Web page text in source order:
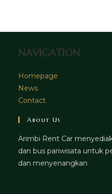
tab
NAVIGATION
Homepage
News
Contact
About Us
Arimbi Rent Car
dan bus pariwisata untuk
dan menyenangkan